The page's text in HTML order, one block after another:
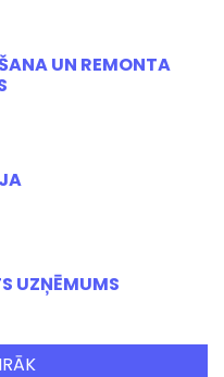
UN REMONTA
UZŅĒMUMS